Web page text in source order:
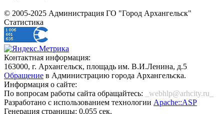
© 2005-2025 Администрация ГО "Город Архангельск"
Статистика
Контактная информация:
163000, г. Архангельск, площадь им. В.И.Ленина, д.5
Обращение в Администрацию города Архангельска.
Информация о сайте:
По вопросам работы сайта обращайтесь:
_webhlp@arhcity.ru_
Разработано с использованием технологии Apache::ASP
Генерация страницы: 0.055 сек.